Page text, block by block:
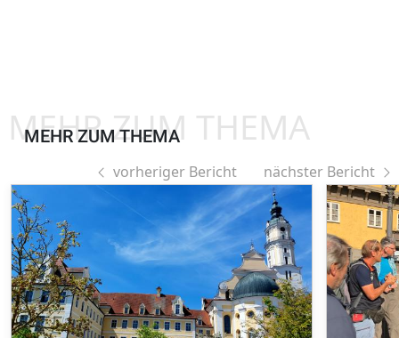
MEHR ZUM THEMA
MEHR ZUM THEMA
vorheriger Bericht nächster Bericht